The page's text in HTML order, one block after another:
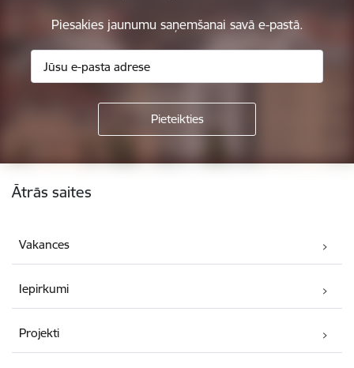
Piesakies jaunumu saņemšanai savā e-pastā.
Ātrās saites
Vakances
Iepirkumi
Projekti